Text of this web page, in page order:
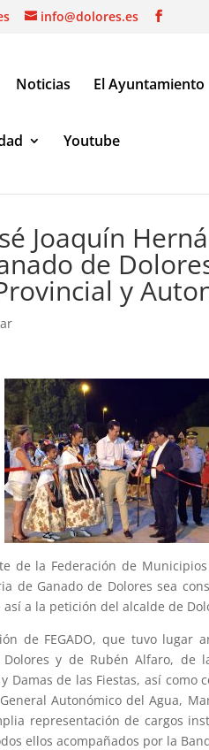
info@dolores.es
Noticias El Ayuntamiento
Youtube
Joaquín
de
y
de la Federación de
de Ganado de Dolores sea
a la petición del alcalde de
de FEGADO, que tuvo
y de Rubén Alfaro, de
Damas de las Fiestas, así
Autonómico del Agua,
representación de cargos
ellos acompañados por la